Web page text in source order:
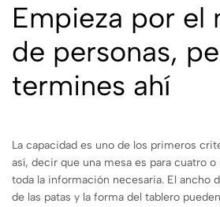
Empieza por el
de personas,
termines ahí
La capacidad es uno de los primeros
así, decir que una mesa es para cuatro
toda la información necesaria. El ancho
de las patas y la forma del tablero